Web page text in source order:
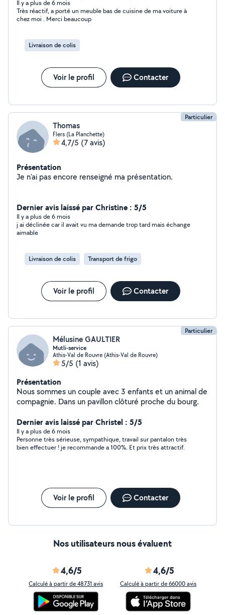
Il y a plus de 6 mois
Très réactif, a porté un meuble bas de cuisine de ma voiture à
chez moi . Merci beaucoup
Livraison de colis
Voir le profil Contacter
Particulier
Thomas
Flers (La Planchette)
4,7/5 (7 avis)
Présentation
Je n'ai pas encore renseigné ma présentation.
Dernier avis laissé par Christine : 5/5
Il y a plus de 6 mois
j ai déclinée car il avait vu ma demande trop tard mais échange
aimable
Livraison de colis Transport de frigo
Voir le profil Contacter
Particulier
Mélusine GAULTIER
Mutli-service
Athis-Val de Rouvre (Athis-Val de Rouvre)
5/5 (1 avis)
Présentation
Nous sommes un couple avec 3 enfants et un animal de
compagnie. Dans un pavillon clôturé proche du bourg.
Dernier avis laissé par Christel : 5/5
Il y a plus de 6 mois
Personne très sérieuse, sympathique, travail sur pantalon très
bien effectuer ! je recommande a 100%. Et prix très attractif.
Voir le profil Contacter
Nos utilisateurs nous évaluent
4,6/5
Calculé à partir de 48731 avis
4,6/5
Calculé à partir de 66000 avis